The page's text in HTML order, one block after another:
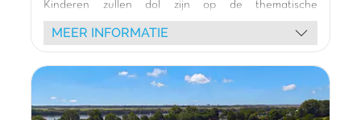
Kinderen zullen dol zijn op de thematische
speeltuinen (kasteel, ooievaar, Vikingschip) en de
binnenspeeltuin voor plezier bij elk weer. 🎢
omgeving per fiets 🚴. Diverse animaties (schuimparty,
kleurenpoedergevecht) en shows betoveren het hele
gezin. Geniet van een maaltijd in het restaurant of
MEER INFORMATIE